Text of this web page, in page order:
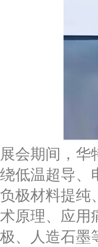
展会期间，华
绕低温超导、
负极材料提纯
术原理、应用
极、人造石墨